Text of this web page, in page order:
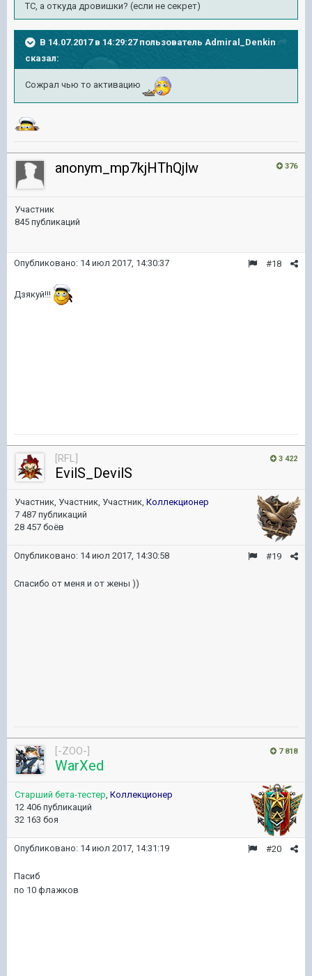
ТС, а откуда дровишки? (если не секрет)
В 14.07.2017 в 14:29:27 пользователь Admiral_Denkin
сказал:
Сожрал чью то активацию
376
anonym_mp7kjHThQjlw
Участник
845 публикаций
#18
Опубликовано: 14 июл 2017, 14:30:37
Дзякуй!!!
3 422
[RFL]
EvilS_DevilS
Участник, Участник, Участник, Коллекционер
7 487 публикаций
28 457 боёв
#19
Опубликовано: 14 июл 2017, 14:30:58
Спасибо от меня и от жены ))
7 818
[-ZOO-]
WarXed
Старший бета-тестер, Коллекционер
12 406 публикаций
32 163 боя
#20
Опубликовано: 14 июл 2017, 14:31:19
Пасиб
по 10 флажков